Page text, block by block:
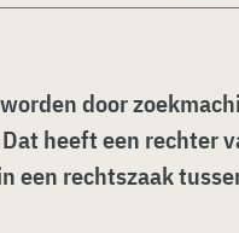
door
heeft een rechter
een rechtszaak